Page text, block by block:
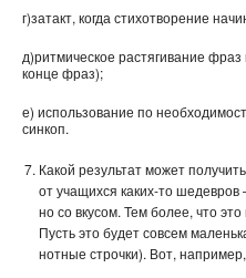
г)затакт, когда стихотворение
д)ритмическое растягивание
конце фраз);
е) использование по
синкоп.
Какой результат может
от учащихся каких-то
но со вкусом. Тем более, что
Пусть это будет совсем
нотные строчки). Вот,